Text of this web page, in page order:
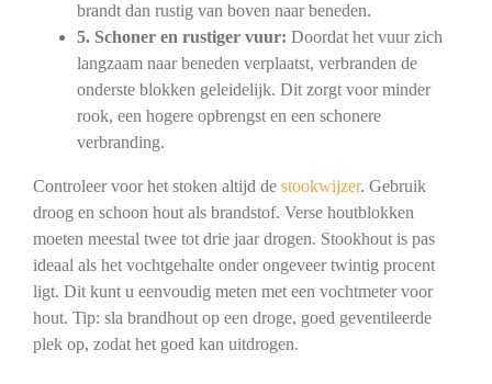
brandt dan rustig van boven naar beneden.
5. Schoner en rustiger vuur: Doordat het vuur zich
langzaam naar beneden verplaatst, verbranden de
onderste blokken geleidelijk. Dit zorgt voor minder
rook, een hogere opbrengst en een schonere
verbranding.
Controleer voor het stoken altijd de stookwijzer. Gebruik
droog en schoon hout als brandstof. Verse houtblokken
moeten meestal twee tot drie jaar drogen. Stookhout is pas
ideaal als het vochtgehalte onder ongeveer twintig procent
ligt. Dit kunt u eenvoudig meten met een vochtmeter voor
hout. Tip: sla brandhout op een droge, goed geventileerde
plek op, zodat het goed kan uitdrogen.